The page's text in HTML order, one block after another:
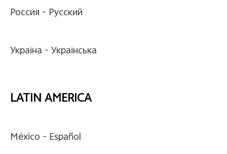
Россия - Pусский
Україна -Українська
LATIN AMERICA
México - Español